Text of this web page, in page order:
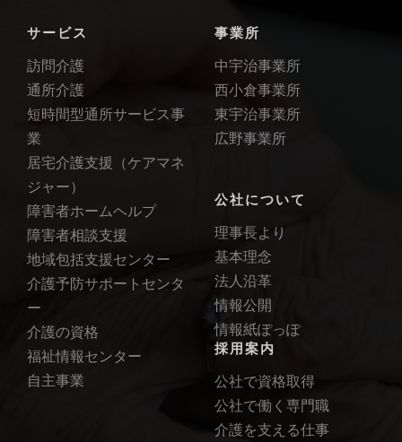
サービス
訪問介護
通所介護
短時間型通所サービス事
業
居宅介護支援（ケアマネ
ジャー）
障害者ホームヘルプ
障害者相談支援
地域包括支援センター
介護予防サポートセンタ
ー
介護の資格
福祉情報センター
自主事業
事業所
中宇治事業所
西小倉事業所
東宇治事業所
広野事業所
公社について
理事長より
基本理念
法人沿革
情報公開
情報紙ぽっぽ
採用案内
公社で資格取得
公社で働く専門職
介護を支える仕事